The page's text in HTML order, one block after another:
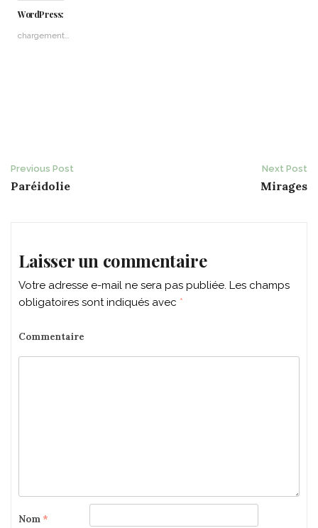
WordPress:
chargement…
Post
Previous Post
Paréidolie
Next Post
Mirages
Laisser un commentaire
Votre adresse e-mail ne sera pas publiée. Les champs
obligatoires sont indiqués avec *
Commentaire
Nom *